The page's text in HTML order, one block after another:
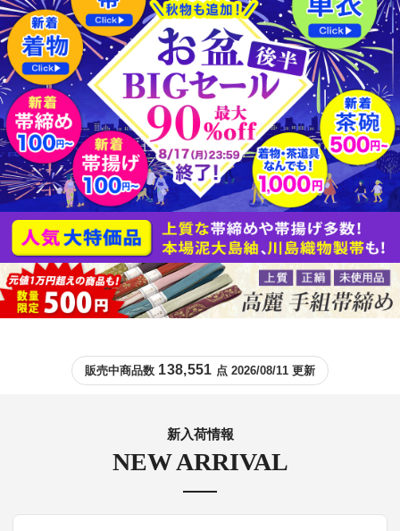
販売中商品数 138,551 点 2026/08/11 更新
NEW ARRIVAL
新入荷情報